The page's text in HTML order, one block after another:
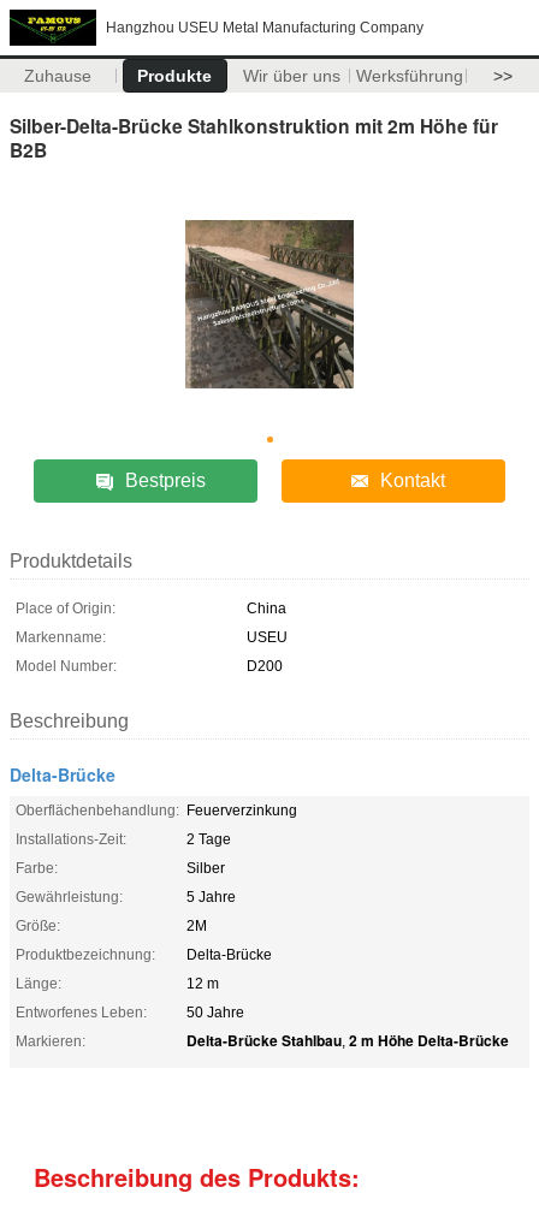
Hangzhou USEU Metal Manufacturing Company
Zuhause Produkte Wir über uns Werksführung >>
Silber-Delta-Brücke Stahlkonstruktion mit 2m Höhe für
B2B
Bestpreis Kontakt
Produktdetails
Place of Origin:
China
Markenname:
USEU
Model Number:
D200
Beschreibung
Delta-Brücke
Oberflächenbehandlung: Feuerverzinkung
Installations-Zeit:
2 Tage
Farbe:
Silber
Gewährleistung:
5 Jahre
Größe:
2M
Produktbezeichnung:
Delta-Brücke
Länge:
12 m
Entworfenes Leben:
50 Jahre
Markieren:
Delta-Brücke Stahlbau, 2 m Höhe Delta-Brücke
Beschreibung des Produkts: